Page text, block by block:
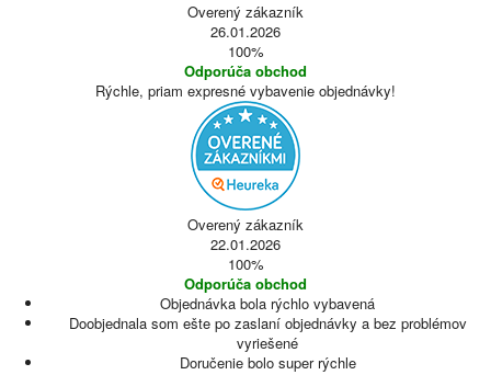
Overený zákazník
26.01.2026
100%
Odporúča obchod
Rýchle, priam expresné vybavenie objednávky!
Overený zákazník
22.01.2026
100%
Odporúča obchod
Objednávka bola rýchlo vybavená
Doobjednala som ešte po zaslaní objednávky a bez problémov
vyriešené
Doručenie bolo super rýchle